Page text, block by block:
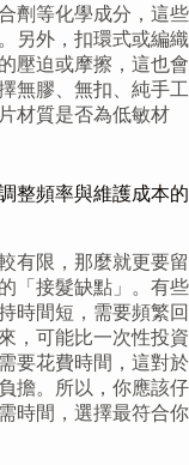
劑等化學成分，這些
另外，扣環式或編織
壓迫或摩擦，這也會
無膠、無扣、純手工
材質是否為低敏材
整頻率與維護成本的
有限，那麼就更要留
「接髮缺點」。有些
時間短，需要頻繁回
，可能比一次性投資
要花費時間，這對於
擔。所以，你應該仔
時間，選擇最符合你